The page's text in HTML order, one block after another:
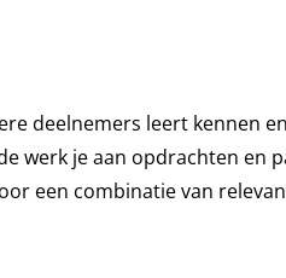
deelnemers leert kennen
werk je aan opdrachten en
een combinatie van